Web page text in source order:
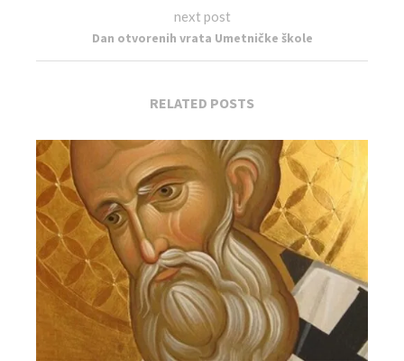
next post
Dan otvorenih vrata Umetničke škole
RELATED POSTS